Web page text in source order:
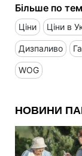
Більше по
Ціни Ціни в
Дизпаливо
WOG